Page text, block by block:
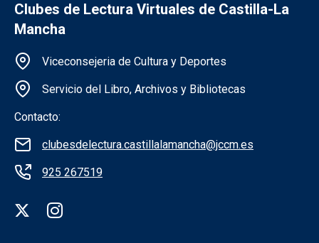
Clubes de Lectura Virtuales de Castilla-La
Mancha
Información de la institución
Viceconsejeria de Cultura y Deportes
Servicio del Libro, Archivos y Bibliotecas
Contacto:
clubesdelectura.castillalamancha@jccm.es
925 267519
Redes sociales institución